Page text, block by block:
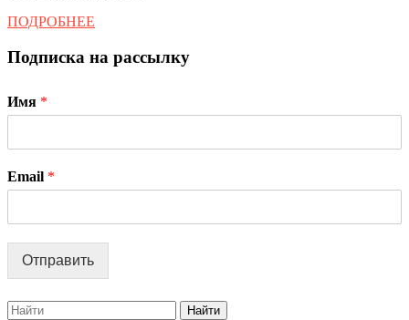
ПОДРОБНЕЕ
Подписка на рассылку
Имя *
Email *
Отправить
Search